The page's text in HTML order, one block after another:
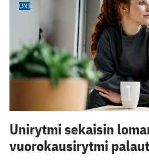
UNI
Unirytmi sekaisin
vuorokausirytmi